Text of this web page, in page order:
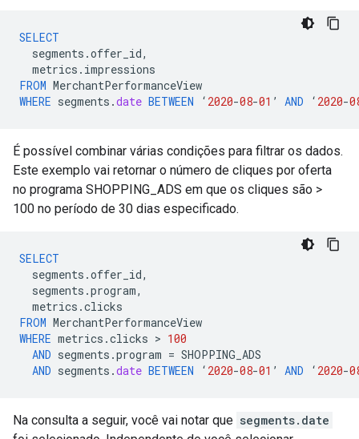
SELECT
segments .offer_id,
metrics . impressions
FROM MerchantPerformanceView
WHERE segments .date BETWEEN ‘ 2020-08-01 ’ AND ‘ 2020-
É possível combinar várias condições para filtrar os dados.
Este exemplo vai retornar o número de cliques por oferta
no programa SHOPPING_ADS em que os cliques são >
100 no período de 30 dias especificado.
SELECT
segments .offer_id,
segments .program,
metrics .clicks
FROM MerchantPerformanceView
WHERE metrics .clicks > 100
AND segments .program = SHOPPING_ADS
AND segments .date BETWEEN ‘ 2020-08-01 ’ AND ‘ 2020-
Na consulta a seguir, você vai notar que segments.date